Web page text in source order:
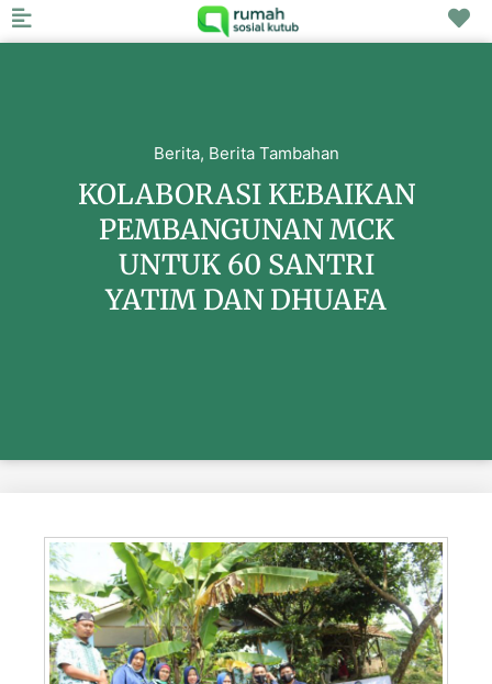
Berita, Berita Tambahan
KOLABORASI KEBAIKAN
PEMBANGUNAN MCK
UNTUK 60 SANTRI
YATIM DAN DHUAFA